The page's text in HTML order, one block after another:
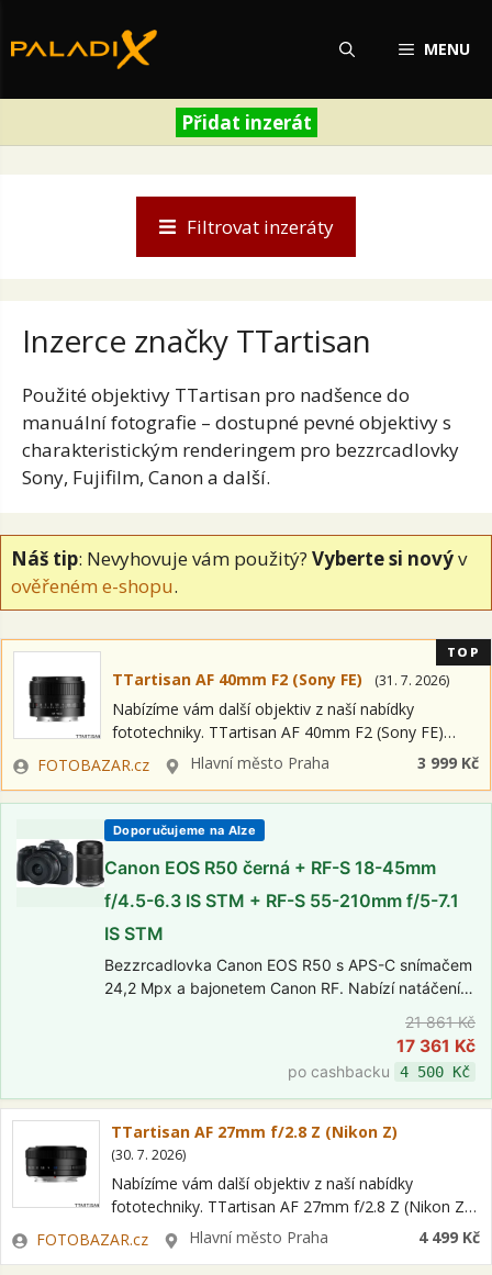
na
MENU
Přidat inzerát
Inzerce značky TTartisan
Použité objektivy TTartisan pro nadšence do
manuální fotografie – dostupné pevné objektivy s
charakteristickým renderingem pro bezzrcadlovky
Sony, Fujifilm, Canon a další.
Náš tip: Nevyhovuje vám použitý? Vyberte si novýv
ověřeném e-shopu.
TTartisan AF 40mm F2 (Sony FE) (31. 7. 2026)
Nabízíme vám další objektiv z naší nabídky
fototechniky. TTartisan AF 40mm F2 (Sony FE)
Jedná se o položku OPEN BOX = nový kus s plnou
zárukou a možností…
Zadavatel
FOTOBAZAR.cz LokalitaHlavní město Praha 3 999 Kč
TOP
Doporučujeme na Alze
Canon EOS R50 černá + RF-S 18-45mm
f/4.5-6.3 IS STM + RF-S 55-210mm f/5-7.1
IS STM
Bezzrcadlovka Canon EOS R50 s APS-C snímačem
24,2 Mpx a bajonetem Canon RF. Nabízí natáčení
dotykový displej a dvojici objektivů RF-S 18-45mm
21 861 Kč
17 361 Kč
po cashbacku 4 500 Kč
TTartisan AF 27mm f/2.8 Z (Nikon Z)
(30. 7. 2026)
Nabízíme vám další objektiv z naší nabídky
fototechniky. TTartisan AF 27mm f/2.8 Z (Nikon Z)
Jedná se o položku OPEN BOX = nový kus s plnou
zárukou a…
Zadavatel
FOTOBAZAR.cz LokalitaHlavní město Praha 4 499 Kč
Filtrovat inzeráty